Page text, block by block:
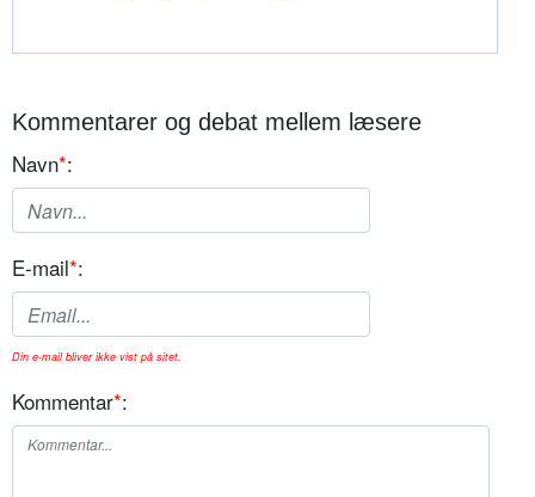
Kommentarer og debat mellem læsere
Navn*:
E-mail*:
Din e-mail bliver ikke vist på sitet.
Kommentar*: